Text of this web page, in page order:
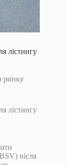
лістингу
ринку
лістингу
після